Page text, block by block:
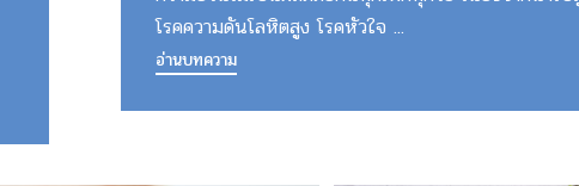
โรคความดันโลหิตสูง โรคหัวใจ ...
อ่านบทความ